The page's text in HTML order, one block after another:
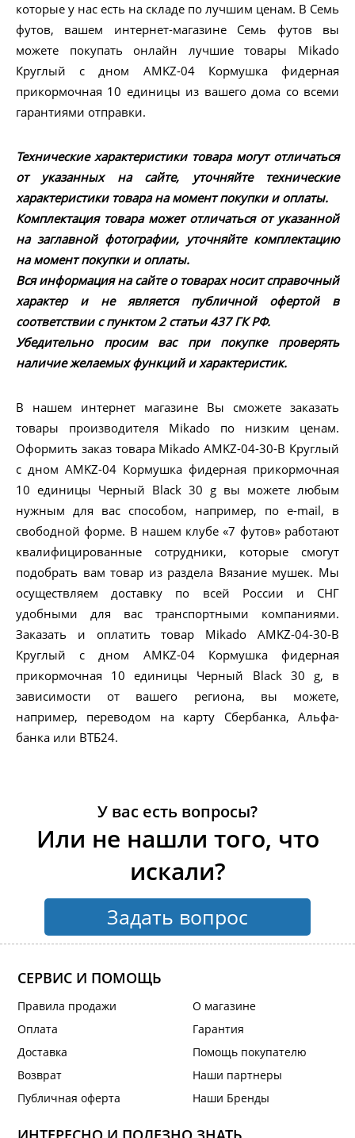
которые у нас есть на складе по лучшим ценам. В Семь
футов, вашем интернет-магазине Семь футов вы
можете покупать онлайн лучшие товары Mikado
Круглый с дном AMKZ-04 Кормушка фидерная
прикормочная 10 единицы из вашего дома со всеми
гарантиями отправки.
Технические характеристики товара могут отличаться
от указанных на сайте, уточняйте технические
характеристики товара на момент покупки и оплаты.
Комплектация товара может отличаться от указанной
на заглавной фотографии, уточняйте комплектацию
на момент покупки и оплаты.
Вся информация на сайте о товарах носит справочный
характер и не является публичной офертой в
соответствии с пунктом 2 статьи 437 ГК РФ.
Убедительно просим вас при покупке проверять
наличие желаемых функций и характеристик.
В нашем интернет магазине Вы сможете заказать
товары производителя Mikado по низким ценам.
Оформить заказ товара Mikado AMKZ-04-30-B Круглый
с дном AMKZ-04 Кормушка фидерная прикормочная
10 единицы Черный Black 30 g вы можете любым
нужным для вас способом, например, по e-mail, в
свободной форме. В нашем клубе «7 футов» работают
квалифицированные сотрудники, которые смогут
подобрать вам товар из раздела Вязание мушек. Мы
осуществляем доставку по всей России и СНГ
удобными для вас транспортными компаниями.
Заказать и оплатить товар Mikado AMKZ-04-30-B
Круглый с дном AMKZ-04 Кормушка фидерная
прикормочная 10 единицы Черный Black 30 g, в
зависимости от вашего региона, вы можете,
например, переводом на карту Сбербанка, Альфа-
банка или ВТБ24.
У вас есть вопросы?
Или не нашли того, что
искали?
Задать вопрос
СЕРВИС И ПОМОЩЬ
Правила продажи
Оплата
Доставка
Возврат
Публичная оферта
О магазине
Гарантия
Помощь покупателю
Наши партнеры
Наши Бренды